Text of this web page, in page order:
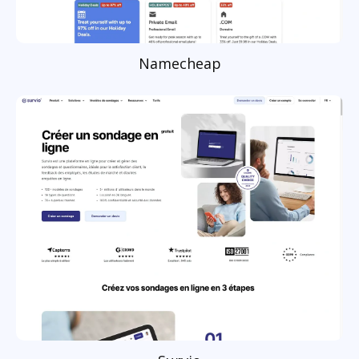
Namecheap